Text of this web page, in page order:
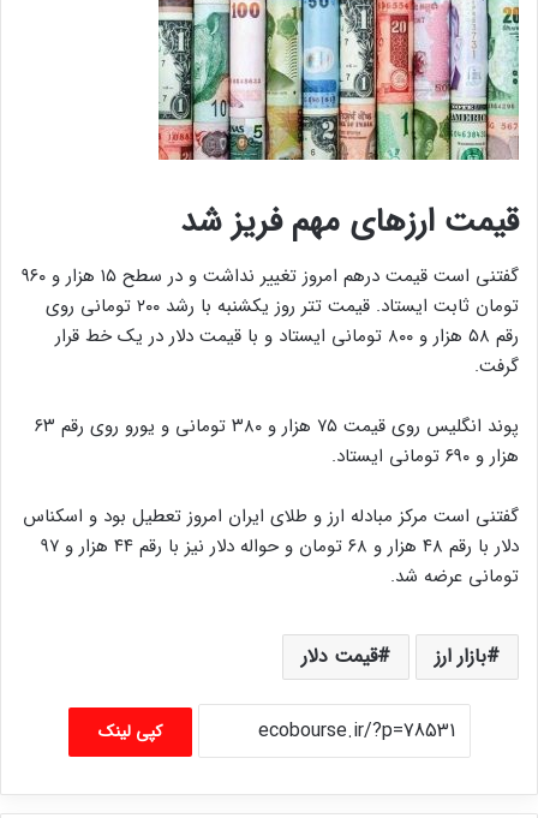
قیمت ارزهای مهم فریز شد
گفتنی است قیمت درهم امروز تغییر نداشت و در سطح ۱۵ هزار و ۹۶۰
تومان ثابت ایستاد. قیمت تتر روز یکشنبه با رشد ۲۰۰ تومانی روی
رقم ۵۸ هزار و ۸۰۰ تومانی ایستاد و با قیمت دلار در یک خط قرار
گرفت.
پوند انگلیس روی قیمت ۷۵ هزار و ۳۸۰ تومانی و یورو روی رقم ۶۳
هزار و ۶۹۰ تومانی ایستاد.
گفتنی است مرکز مبادله ارز و طلای ایران امروز تعطیل بود و اسکناس
دلار با رقم ۴۸ هزار و ۶۸ تومان و حواله دلار نیز با رقم ۴۴ هزار و ۹۷
تومانی عرضه شد.
بازار ارز قیمت دلار
کپی لینک